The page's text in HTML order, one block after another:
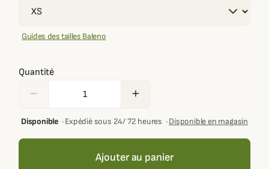
Guides des tailles Baleno
Quantité
remove add
Disponible·Expédié sous 24/ 72 heures ·Disponible en magasin
Ajouter au panier